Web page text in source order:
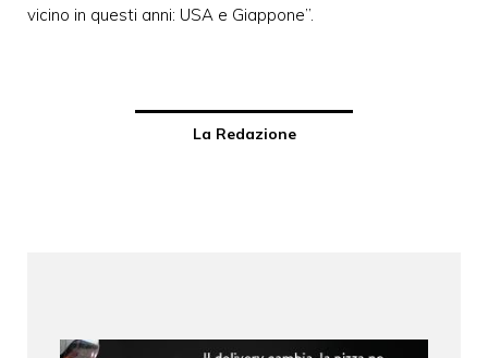
vicino in questi anni: USA e Giappone”.
La Redazione